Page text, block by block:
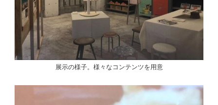
展示の様子。様々なコンテンツを用意